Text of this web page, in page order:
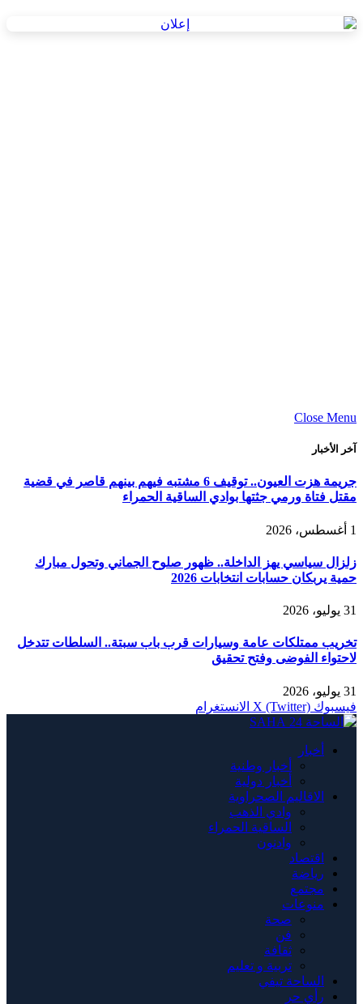
Close Menu
آخر الأخبار
جريمة هزت العيون.. توقيف 6 مشتبه فيهم بينهم قاصر في قضية
مقتل فتاة ورمي جثتها بوادي الساقية الحمراء
1 أغسطس، 2026
زلزال سياسي يهز الداخلة.. ظهور صلوح الجماني وتحول مبارك
حمية يربكان حسابات انتخابات 2026
31 يوليو، 2026
تخريب ممتلكات عامة وسيارات قرب باب سبتة.. السلطات تتدخل
لاحتواء الفوضى وفتح تحقيق
31 يوليو، 2026
فيسبوك X (Twitter) الانستغرام
أخبار
أخبار وطنية
أخبار دولية
الاقاليم الصحراوية
وادي الذهب
الساقية الحمراء
وادنون
اقتصاد
رياضة
مجتمع
منوعات
صحة
فن
ثقافة
تربية و تعليم
الساحة تيفي
رأي حر